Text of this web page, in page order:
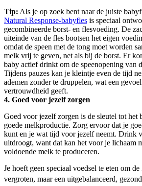
Tip: Als je op zoek bent naar de juiste
Natural Response-babyfles is speciaal
gecombineerde borst- en flesvoeding. De
uiteinde van de fles bootsen het eigen
omdat de speen met de tong moet worden
melk vrij te geven, net als bij de borst. Er
baby actief drinkt om de speenopening van
Tijdens pauzes kan je kleintje even de tijd
ademen zonder te druppelen, wat een
vertrouwdheid geeft.
4. Goed voor jezelf zorgen
Goed voor jezelf zorgen is de sleutel tot het
goede melkproductie. Zorg ervoor dat je
kunt en je wat tijd voor jezelf neemt. Drink
uitdroogt, want dat kan het voor je lichaam
voldoende melk te produceren.
Je hoeft geen speciaal voedsel te eten om
vergroten, maar een uitgebalanceerd,